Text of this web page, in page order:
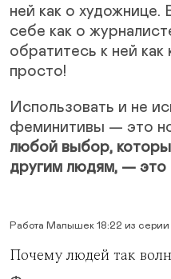
ней как о художнице.
себе как о
обратитесь к ней
просто!
Использовать и не
феминитивы — это
любой выбор,
другим людям, — это
Работа Малышек 18:22 из
Почему людей так